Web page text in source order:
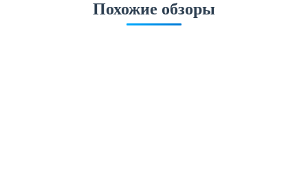
Похожие обзоры